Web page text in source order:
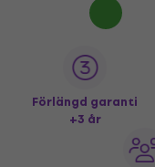
Förlängd garanti
+3 år